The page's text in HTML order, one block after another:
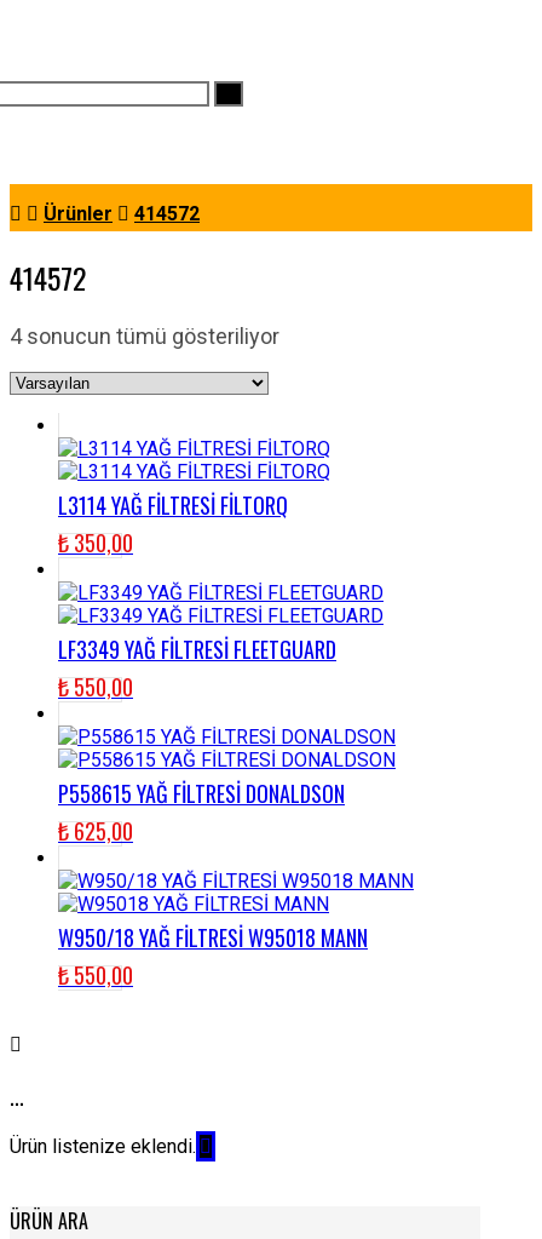
Ürünler 414572
414572
4 sonucun tümü gösteriliyor
L3114 YAĞ FİLTRESİ FİLTORQ
₺350,00
LF3349 YAĞ FİLTRESİ FLEETGUARD
₺550,00
P558615 YAĞ FİLTRESİ DONALDSON
₺625,00
W950/18 YAĞ FİLTRESİ W95018 MANN
₺550,00
...
Ürün listenize eklendi.
ÜRÜN ARA